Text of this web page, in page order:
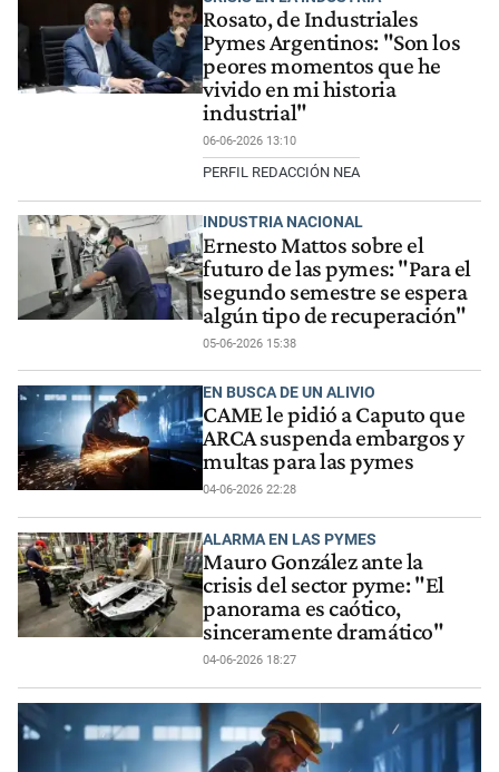
Rosato, de Industriales
Pymes Argentinos: "Son los
peores momentos que he
vivido en mi historia
industrial"
06-06-2026 13:10
PERFIL REDACCIÓN NEA
INDUSTRIA NACIONAL
Ernesto Mattos sobre el
futuro de las pymes: "Para el
segundo semestre se espera
algún tipo de recuperación"
05-06-2026 15:38
EN BUSCA DE UN ALIVIO
CAME le pidió a Caputo que
ARCA suspenda embargos y
multas para las pymes
04-06-2026 22:28
ALARMA EN LAS PYMES
Mauro González ante la
crisis del sector pyme: "El
panorama es caótico,
sinceramente dramático"
04-06-2026 18:27